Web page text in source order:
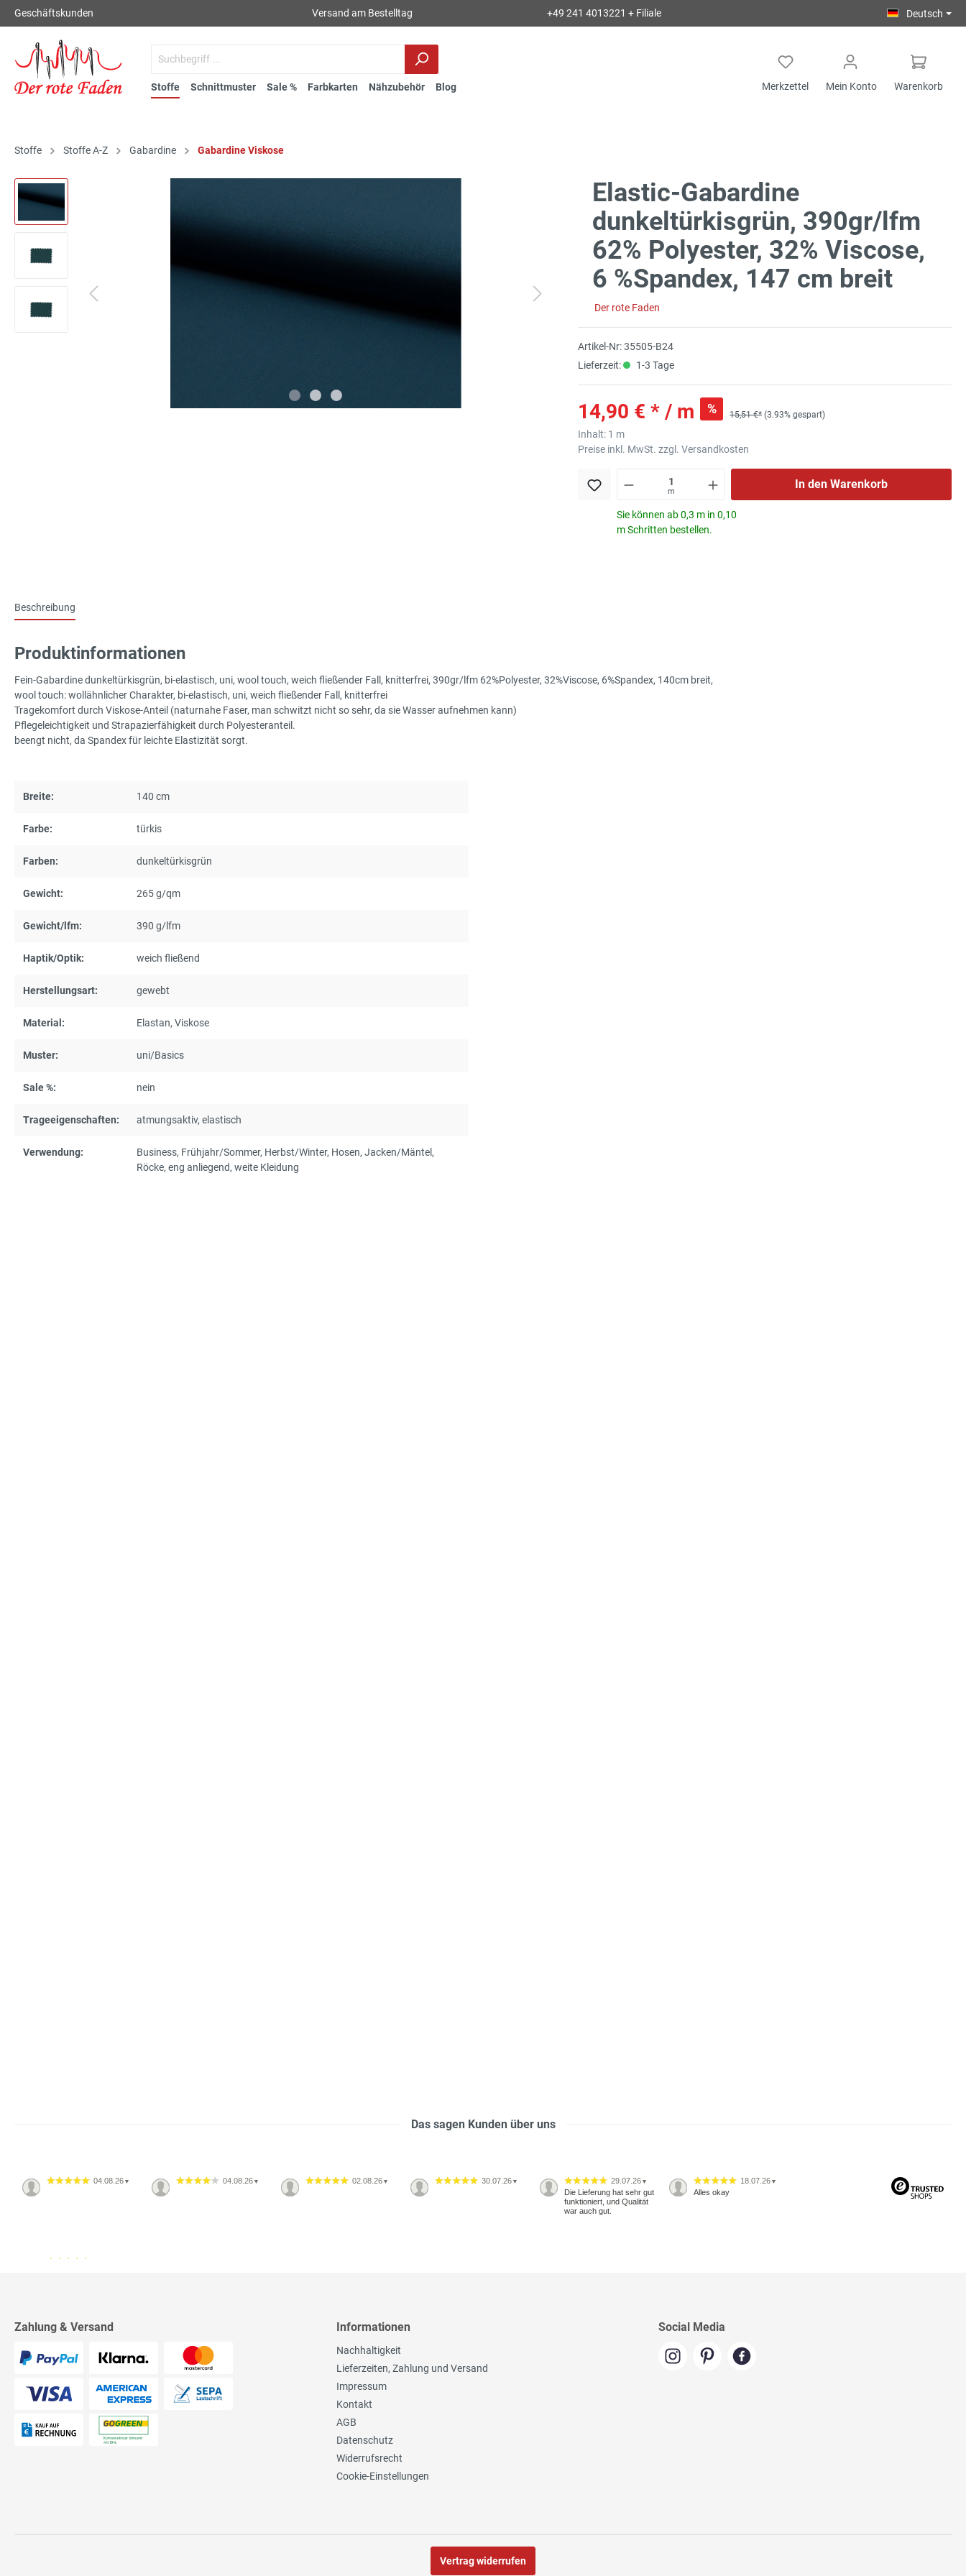
Geschäftskunden Versand am Bestelltag +49 241 4013221 + Filiale Deutsch
Stoffe Schnittmuster Sale % Farbkarten Nähzubehör Blog Merkzettel Mein Konto Warenkorb
Stoffe Stoffe A-Z Gabardine Gabardine Viskose
Elastic-Gabardine
dunkeltürkisgrün, 390gr/lfm
62% Polyester, 32% Viscose,
6 %Spandex, 147 cm breit
Der rote Faden
Artikel-Nr:35505-B24
Lieferzeit:
1-3 Tage
14,90 € * / m % 15,51 €* (3.93% gespart)
Inhalt: 1 m
Preise inkl. MwSt. zzgl. Versandkosten
m
In den Warenkorb
Sie können ab 0,3 m in 0,10
m Schritten bestellen.
Beschreibung
Produktinformationen
Fein-Gabardine dunkeltürkisgrün, bi-elastisch, uni, wool touch, weich fließender Fall, knitterfrei, 390gr/lfm 62%Polyester, 32%Viscose, 6%Spandex, 140cm breit,
wool touch: wollähnlicher Charakter, bi-elastisch, uni, weich fließender Fall, knitterfrei
Tragekomfort durch Viskose-Anteil (naturnahe Faser, man schwitzt nicht so sehr, da sie Wasser aufnehmen kann)
Pflegeleichtigkeit und Strapazierfähigkeit durch Polyesteranteil.
beengt nicht, da Spandex für leichte Elastizität sorgt.
Breite: 140 cm
Farbe: türkis
Farben: dunkeltürkisgrün
Gewicht: 265 g/qm
Gewicht/lfm: 390 g/lfm
Haptik/Optik: weich fließend
Herstellungsart: gewebt
Material: Elastan, Viskose
Muster: uni/Basics
Sale %: nein
Trageeigenschaften: atmungsaktiv, elastisch
Verwendung: Business, Frühjahr/Sommer, Herbst/Winter, Hosen, Jacken/Mäntel,
Röcke, eng anliegend, weite Kleidung
Das sagen Kunden über uns
04.08.26 ▼ 04.08.26 ▼ 02.08.26 ▼ 30.07.26 ▼ 29.07.26 ▼
Die Lieferung hat sehr gut
funktioniert, und Qualität
war auch gut.
18.07.26 ▼
Alles okay
Zahlung & Versand Informationen
Nachhaltigkeit
Lieferzeiten, Zahlung und Versand
Impressum
Kontakt
AGB
Datenschutz
Widerrufsrecht
Cookie-Einstellungen
Social Media
Vertrag widerrufen